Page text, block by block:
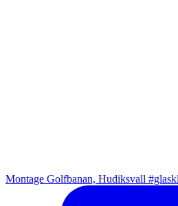
Montage Golfbanan, Hudiksvall